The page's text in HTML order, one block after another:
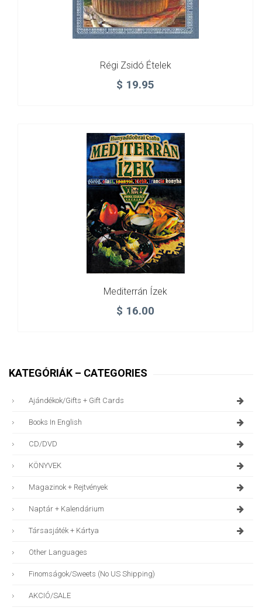
Régi Zsidó Ételek
$ 19.95
Mediterrán Ízek
$ 16.00
KATEGÓRIÁK – CATEGORIES
Ajándékok/gifts + Gift Cards
Books In English
CD/DVD
KÖNYVEK
Magazinok + Rejtvények
Naptár + Kalendárium
Társasjáték + Kártya
Other Languages
Finomságok/sweets (no US Shipping)
AKCIÓ/SALE